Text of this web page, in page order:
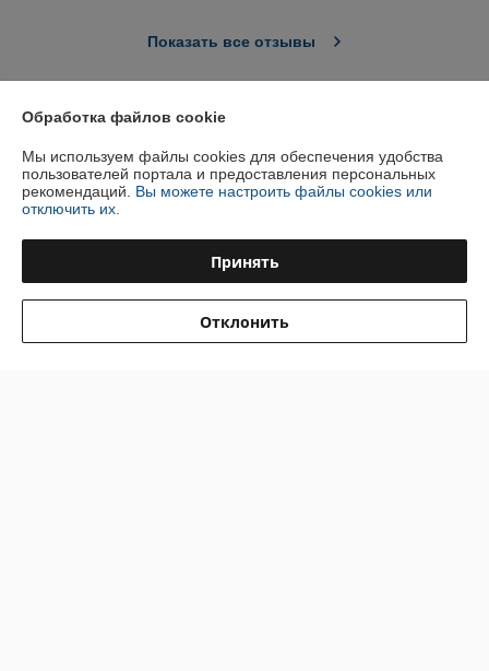
Показать все отзывы
О нас
Контакты
Доставка и оплата
Обработка файлов cookie
Мы используем файлы cookies для обеспечения удобства
пользователей портала и предоставления персональных
рекомендаций. Вы можете настроить файлы cookies или
отключить их.
Принять
Отклонить